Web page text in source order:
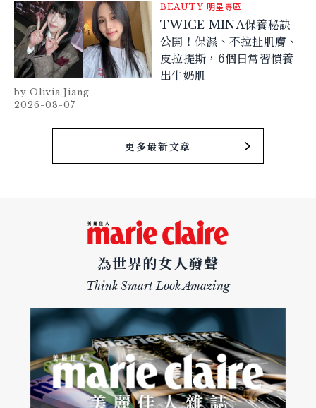
BEAUTY 明星專區
TWICE MINA保養秘訣
公開！保濕、不拉扯肌膚、
皮拉提斯，6個日常習慣養
出牛奶肌
Olivia Jiang
2026-08-07
更多最新文章
為世界的女人發聲
Think Smart Look Amazing